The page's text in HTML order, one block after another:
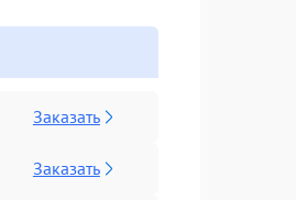
Заказать
Заказать